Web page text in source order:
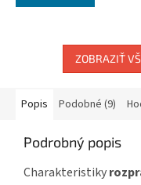
ZOBRAZIŤ
Popis Podobné (9)
Podrobný popis
Charakteristiky